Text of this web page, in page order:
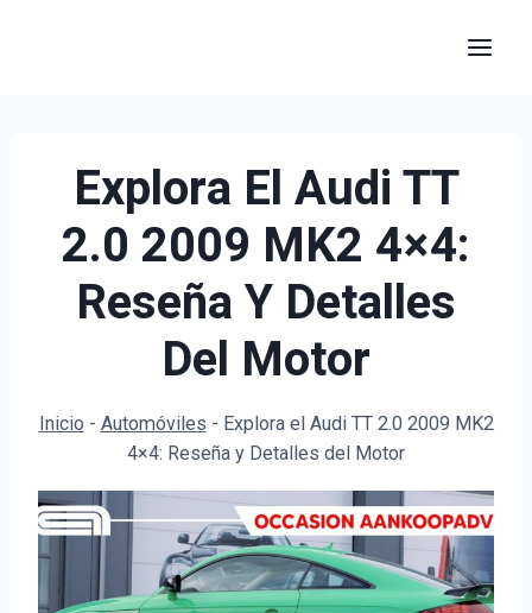
Explora El Audi TT
2.0 2009 MK2 4×4:
Reseña Y Detalles
Del Motor
Inicio - Automóviles - Explora el Audi TT 2.0 2009 MK2
4×4: Reseña y Detalles del Motor